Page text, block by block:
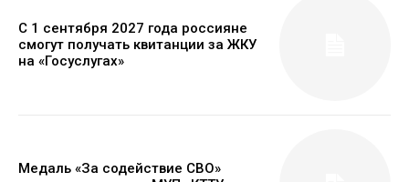
С 1 сентября 2027 года россияне
смогут получать квитанции за ЖКУ
на «Госуслугах»
Медаль «За содействие СВО»